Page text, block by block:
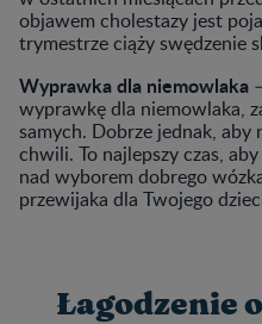
objawem cholestazy jest
trymestrze ciąży swędzenie
Wyprawka dla niemowlaka
wyprawkę dla niemowlaka,
samych. Dobrze jednak,
chwili. To najlepszy czas,
nad wyborem dobrego
przewijaka dla Twojego
Łagodzenie